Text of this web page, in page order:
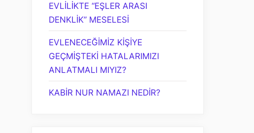
EVLİLİKTE “EŞLER ARASI
DENKLİK” MESELESİ
EVLENECEĞİMİZ KİŞİYE
GEÇMİŞTEKİ HATALARIMIZI
ANLATMALI MIYIZ?
KABİR NUR NAMAZI NEDİR?